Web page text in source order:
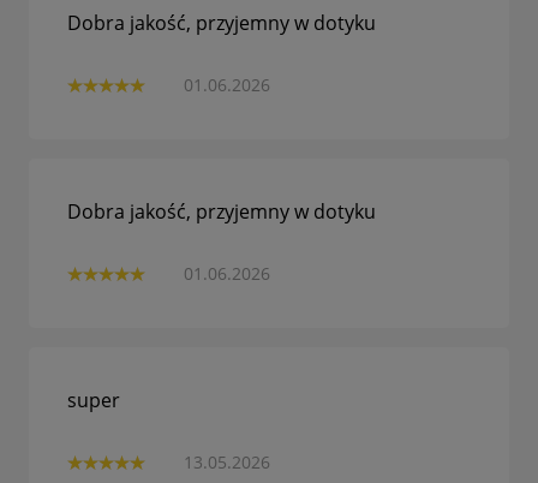
01.06.2026
Dobra jakość, przyjemny w dotyku
01.06.2026
Dobra jakość, przyjemny w dotyku
13.05.2026
super